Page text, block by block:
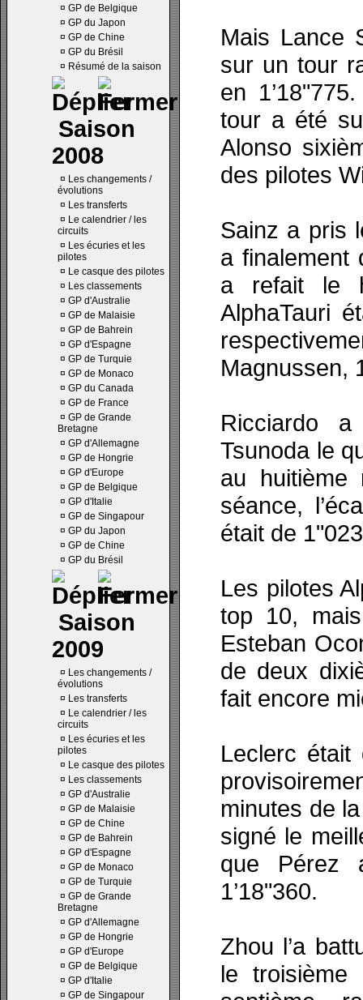
¤ GP de Belgique
¤ GP du Japon
¤ GP de Chine
¤ GP du Brésil
¤ Résumé de la saison
Saison
2008
¤ Les changements /
évolutions
¤ Les transferts
¤ Le calendrier / les
circuits
¤ Les écuries et les
pilotes
¤ Le casque des pilotes
¤ Les classements
¤ GP d'Australie
¤ GP de Malaisie
¤ GP de Bahrein
¤ GP d'Espagne
¤ GP de Turquie
¤ GP de Monaco
¤ GP du Canada
¤ GP de France
¤ GP de Grande
Bretagne
¤ GP d'Allemagne
¤ GP de Hongrie
¤ GP d'Europe
¤ GP de Belgique
¤ GP d'Italie
¤ GP de Singapour
¤ GP du Japon
¤ GP de Chine
¤ GP du Brésil
Saison
2009
¤ Les changements /
évolutions
¤ Les transferts
¤ Le calendrier / les
circuits
¤ Les écuries et les
pilotes
¤ Le casque des pilotes
¤ Les classements
¤ GP d'Australie
¤ GP de Malaisie
¤ GP de Chine
¤ GP de Bahrein
¤ GP d'Espagne
¤ GP de Monaco
¤ GP de Turquie
¤ GP de Grande
Bretagne
¤ GP d'Allemagne
¤ GP de Hongrie
¤ GP d'Europe
¤ GP de Belgique
¤ GP d'Italie
¤ GP de Singapour
Mais Lance
sur un tour
en
tour a été
Alonso
des pilotes
Sainz a pris
a finalement
a refait le
AlphaTauri
Magnussen,
Ricciardo
Tsunoda le
au
séance,
était de
Les pilotes
top 10,
Esteban
de deux
fait encore
Leclerc
minutes de
signé le
que Pérez
1’18"360.
Zhou l’a
le